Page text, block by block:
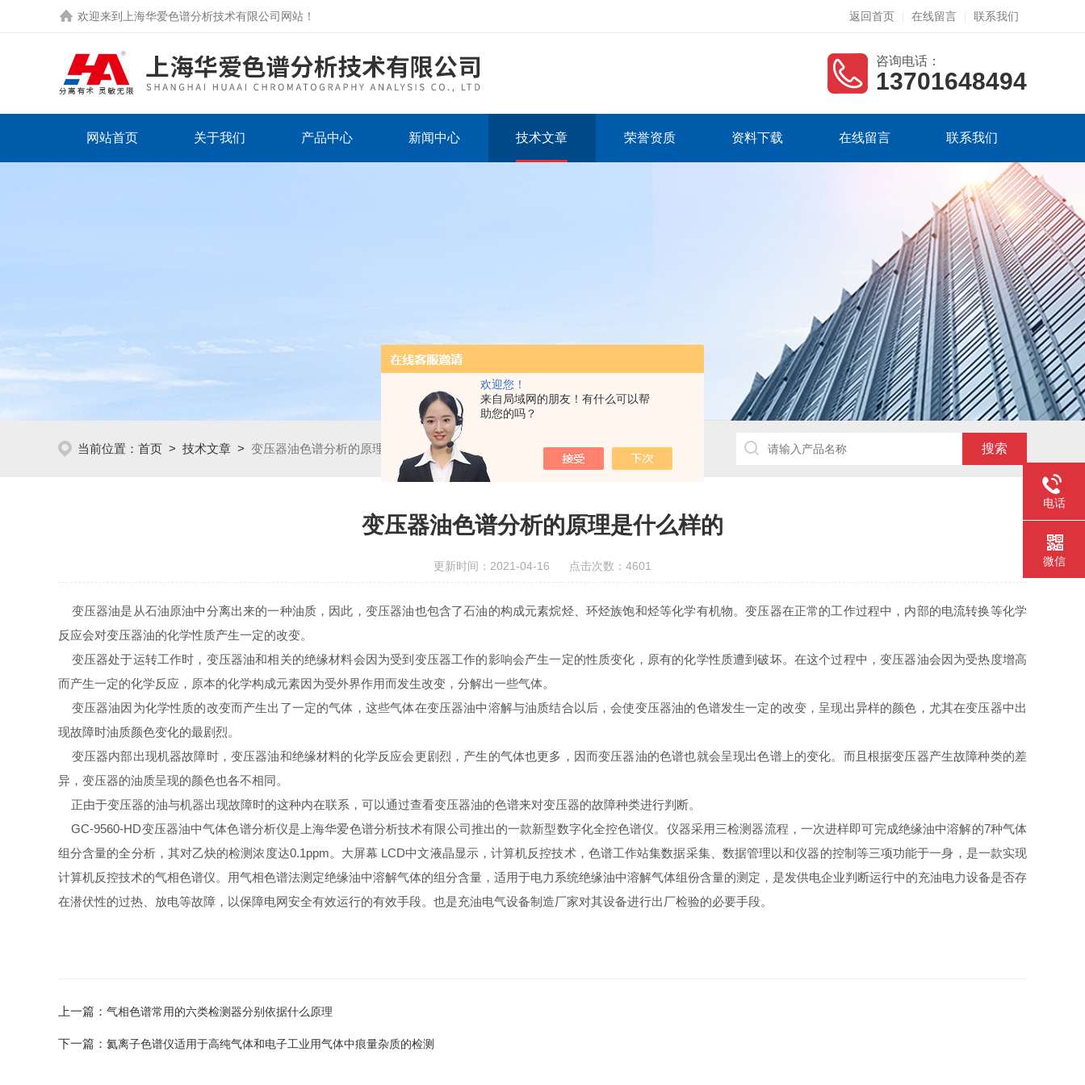
欢迎您！
来自局域网的朋友！有什么可以帮
助您的吗？
欢迎来到 上海华爱色谱分析技术有限公司网站 ！ 返回首页 在线留言 联系我们
咨询电话：
13701648494
网站首页 关于我们 产品中心 新闻中心 技术文章 荣誉资质 资料下载 在线留言 联系我们
当前位置： 首页 > 技术文章 > 变压器油色谱分析的原理是什么样的
变压器油色谱分析的原理是什么样的
更新时间：2021-04-16 点击次数：4601
变压器油是从石油原油中分离出来的一种油质，因此，变压器油也包含了石油的构成元素烷烃、环烃族饱和烃等化学有机物。变压器在正常的工作过程中，内部的电流转换等化学
反应会对变压器油的化学性质产生一定的改变。
变压器处于运转工作时，变压器油和相关的绝缘材料会因为受到变压器工作的影响会产生一定的性质变化，原有的化学性质遭到破坏。在这个过程中，变压器油会因为受热度增高
而产生一定的化学反应，原本的化学构成元素因为受外界作用而发生改变，分解出一些气体。
变压器油因为化学性质的改变而产生出了一定的气体，这些气体在变压器油中溶解与油质结合以后，会使变压器油的色谱发生一定的改变，呈现出异样的颜色，尤其在变压器中出
现故障时油质颜色变化的最剧烈。
变压器内部出现机器故障时，变压器油和绝缘材料的化学反应会更剧烈，产生的气体也更多，因而变压器油的色谱也就会呈现出色谱上的变化。而且根据变压器产生故障种类的差
异，变压器的油质呈现的颜色也各不相同。
正由于变压器的油与机器出现故障时的这种内在联系，可以通过查看变压器油的色谱来对变压器的故障种类进行判断。
GC-9560-HD变压器油中气体色谱分析仪是上海华爱色谱分析技术有限公司推出的一款新型数字化全控色谱仪。仪器采用三检测器流程，一次进样即可完成绝缘油中溶解的7种气体
组分含量的全分析，其对乙炔的检测浓度达0.1ppm。大屏幕 LCD中文液晶显示，计算机反控技术，色谱工作站集数据采集、数据管理以和仪器的控制等三项功能于一身，是一款实现
计算机反控技术的气相色谱仪。用气相色谱法测定绝缘油中溶解气体的组分含量，适用于电力系统绝缘油中溶解气体组份含量的测定，是发供电企业判断运行中的充油电力设备是否存
在潜伏性的过热、放电等故障，以保障电网安全有效运行的有效手段。也是充油电气设备制造厂家对其设备进行出厂检验的必要手段。
上一篇： 气相色谱常用的六类检测器分别依据什么原理
下一篇： 氦离子色谱仪适用于高纯气体和电子工业用气体中痕量杂质的检测
电话
微信